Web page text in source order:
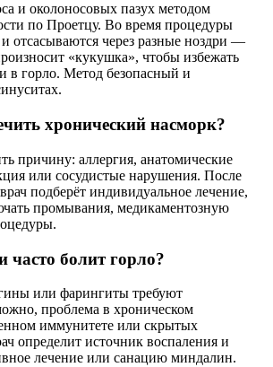
и околоносовых пазух методом
по Проетцу. Во время процедуры
отсасываются через разные ноздри —
«кукушка», чтобы избежать
в горло. Метод безопасный и
хронический насморк?
причину: аллергия, анатомические
или сосудистые нарушения. После
подберёт индивидуальное лечение,
промывания, медикаментозную
часто болит горло?
или фарингиты требуют
проблема в хроническом
иммунитете или скрытых
определит источник воспаления и
лечение или санацию миндалин.